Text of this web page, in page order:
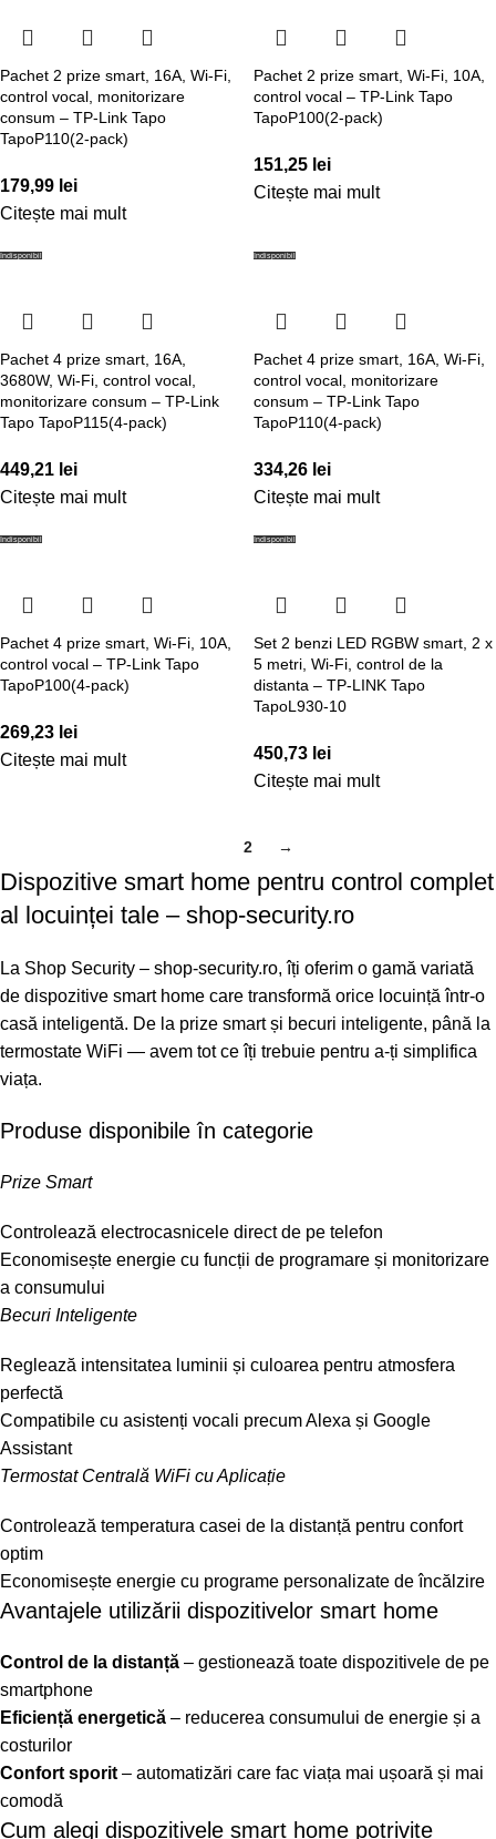
Pachet 2 prize smart, 16A, Wi-Fi,
control vocal, monitorizare
consum – TP-Link Tapo
TapoP110(2-pack)
179,99 lei
Citește mai mult
Pachet 2 prize smart, Wi-Fi, 10A,
control vocal – TP-Link Tapo
TapoP100(2-pack)
151,25 lei
Citește mai mult
Indisponibil
Pachet 4 prize smart, 16A,
3680W, Wi-Fi, control vocal,
monitorizare consum – TP-Link
Tapo TapoP115(4-pack)
449,21 lei
Citește mai mult
Indisponibil
Pachet 4 prize smart, 16A, Wi-Fi,
control vocal, monitorizare
consum – TP-Link Tapo
TapoP110(4-pack)
334,26 lei
Citește mai mult
Indisponibil
Pachet 4 prize smart, Wi-Fi, 10A,
control vocal – TP-Link Tapo
TapoP100(4-pack)
269,23 lei
Citește mai mult
Indisponibil
Set 2 benzi LED RGBW smart, 2 x
5 metri, Wi-Fi, control de la
distanta – TP-LINK Tapo
TapoL930-10
450,73 lei
Citește mai mult
2 →
Dispozitive smart home pentru control complet
al locuinței tale – shop-security.ro
La Shop Security – shop-security.ro, îți oferim o gamă variată
de dispozitive smart home care transformă orice locuință într-o
casă inteligentă. De la prize smart și becuri inteligente, până la
termostate WiFi — avem tot ce îți trebuie pentru a-ți simplifica
viața.
Produse disponibile în categorie
Prize Smart
Controlează electrocasnicele direct de pe telefon
Economisește energie cu funcții de programare și monitorizare
a consumului
Becuri Inteligente
Reglează intensitatea luminii și culoarea pentru atmosfera
perfectă
Compatibile cu asistenți vocali precum Alexa și Google
Assistant
Termostat Centrală WiFi cu Aplicație
Controlează temperatura casei de la distanță pentru confort
optim
Economisește energie cu programe personalizate de încălzire
Avantajele utilizării dispozitivelor smart home
Control de la distanță – gestionează toate dispozitivele de pe
smartphone
Eficiență energetică – reducerea consumului de energie și a
costurilor
Confort sporit – automatizări care fac viața mai ușoară și mai
comodă
Cum alegi dispozitivele smart home potrivite